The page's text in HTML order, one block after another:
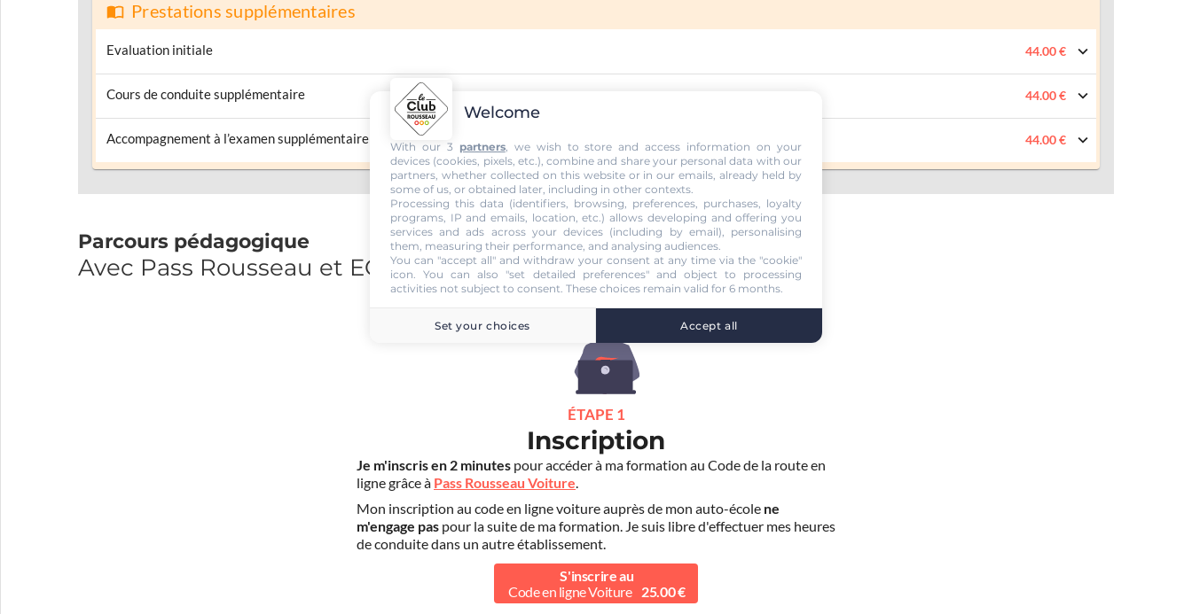
Prestations supplémentaires
Evaluation initiale 44.00 €
Cours de conduite supplémentaire 44.00 €
Accompagnement à l’examen supplémentaire 44.00 €
Parcours pédagogique
Avec Pass Rousseau et ECOLE DE CONDUITE DEXTERAT M
ÉTAPE 1
Inscription
Je m'inscris en 2 minutes pour accéder à ma formation au Code de la route en
ligne grâce à Pass Rousseau Voiture.
Mon inscription au code en ligne voiture auprès de mon auto-école ne
m'engage pas pour la suite de ma formation. Je suis libre d'effectuer mes heures
de conduite dans un autre établissement.
S'inscrire au
Code en ligne Voiture
25.00 €
Welcome
With our 3 partners, we wish to store and access information on your
devices (cookies, pixels, etc.), combine and share your personal data with our
partners, whether collected on this website or in our emails, already held by
some of us, or obtained later, including in other contexts.
Processing this data (identifiers, browsing, preferences, purchases, loyalty
programs, IP and emails, location, etc.) allows developing and offering you
services and ads across your devices (including by email), personalising
them, measuring their performance, and analysing audiences.
You can "accept all" and withdraw your consent at any time via the "cookie"
icon. You can also "set detailed preferences" and object to processing
activities not subject to consent. These choices remain valid for 6 months.
Set your choices Accept all